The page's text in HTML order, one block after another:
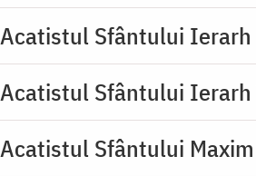
Acatistul Sfântului
Acatistul Sfântului Ierarh
Acatistul Sfântului